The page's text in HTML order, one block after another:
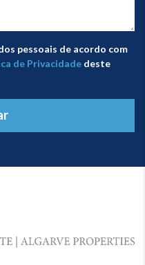
pessoais de acordo com
de Privacidade deste